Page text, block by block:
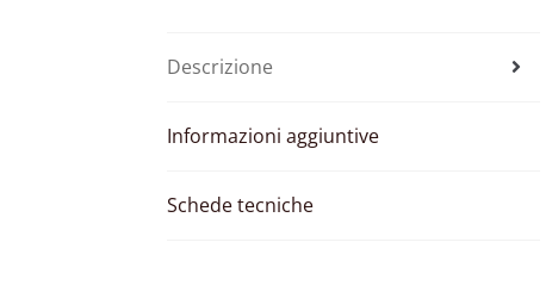
Descrizione
Informazioni aggiuntive
Schede tecniche